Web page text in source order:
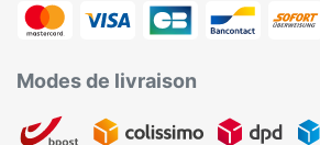
Modes de livraison